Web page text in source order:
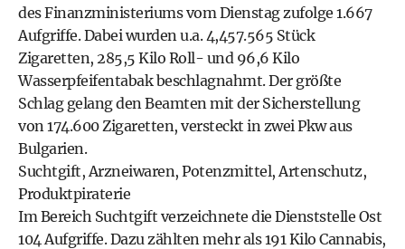
des Finanzministeriums vom Dienstag zufolge 1.667
Aufgriffe. Dabei wurden u.a. 4,457.565 Stück
Zigaretten, 285,5 Kilo Roll- und 96,6 Kilo
Wasserpfeifentabak beschlagnahmt. Der größte
Schlag gelang den Beamten mit der Sicherstellung
von 174.600 Zigaretten, versteckt in zwei Pkw aus
Bulgarien.
Suchtgift, Arzneiwaren, Potenzmittel, Artenschutz,
Produktpiraterie
Im Bereich Suchtgift verzeichnete die Dienststelle Ost
104 Aufgriffe. Dazu zählten mehr als 191 Kilo Cannabis,